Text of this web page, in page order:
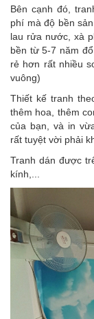
Bên cạnh đó,
phí mà độ bền
lau rửa nước, xà
bền từ 5-7 năm
rẻ hơn rất nhiều
vuông)
Thiết kế tranh
thêm hoa, thêm
của bạn, và in
rất tuyệt vời phải
Tranh dán được
kính,...